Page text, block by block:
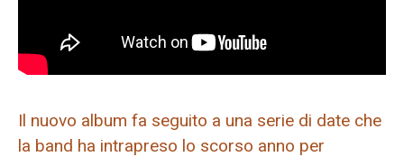
Il nuovo album fa seguito a una serie di date che
la band ha intrapreso lo scorso anno per